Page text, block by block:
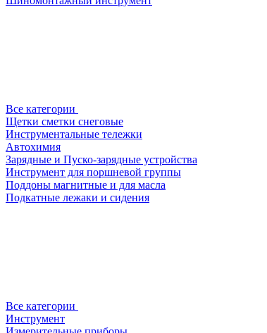
Все категории
Щетки сметки снеговые
Инструментальные тележки
Автохимия
Зарядные и Пуско-зарядные устройства
Инструмент для поршневой группы
Поддоны магнитные и для масла
Подкатные лежаки и сидения
Все категории
Инструмент